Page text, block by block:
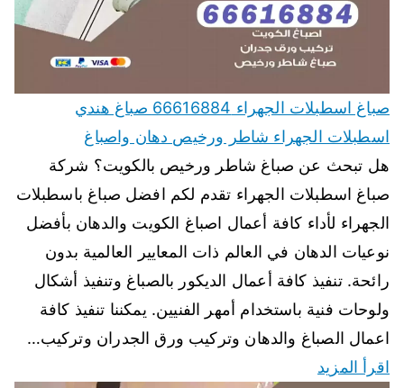
صباغ اسطبلات الجهراء 66616884 صباغ هندي
اسطبلات الجهراء شاطر ورخيص دهان واصباغ
هل تبحث عن صباغ شاطر ورخيص بالكويت؟ شركة
صباغ اسطبلات الجهراء تقدم لكم افضل صباغ باسطبلات
الجهراء لأداء كافة أعمال اصباغ الكويت والدهان بأفضل
نوعيات الدهان في العالم ذات المعايير العالمية بدون
رائحة. تنفيذ كافة أعمال الديكور بالصباغ وتنفيذ أشكال
ولوحات فنية باستخدام أمهر الفنيين. يمكننا تنفيذ كافة
اعمال الصباغ والدهان وتركيب ورق الجدران وتركيب…
اقرأ المزيد